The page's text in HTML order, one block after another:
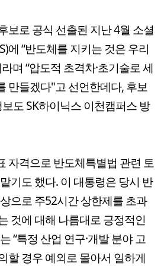
보로 공식 선출된 지난 4월 소셜
에 “반도체를 지키는 것은 우리
며 “압도적 초격차·초기술로 세
만들겠다"고 선언한데다, 후보
도 SK하이닉스 이천캠퍼스 방
자격으로 반도체특별법 관련 토
기도 했다. 이 대통령은 당시 반
으로 주52시간 상한제를 초과
것에 대해 나름대로 긍정적인
“특정 산업 연구·개발 분야 고
할 경우 예외로 몰아서 일하게